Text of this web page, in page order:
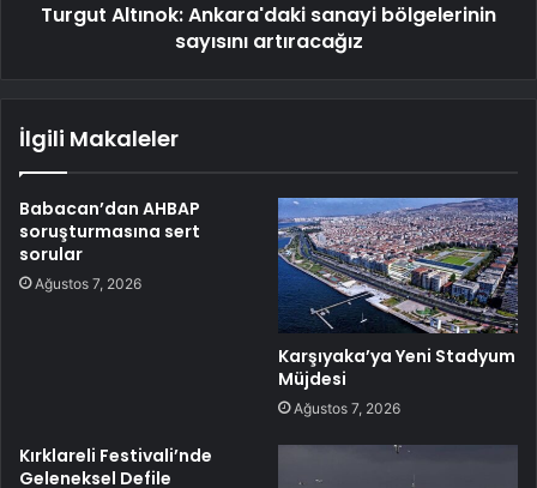
Turgut Altınok: Ankara'daki sanayi bölgelerinin
sayısını artıracağız
İlgili Makaleler
Babacan’dan AHBAP
soruşturmasına sert
sorular
Ağustos 7, 2026
Karşıyaka’ya Yeni Stadyum
Müjdesi
Ağustos 7, 2026
Kırklareli Festivali’nde
Geleneksel Defile